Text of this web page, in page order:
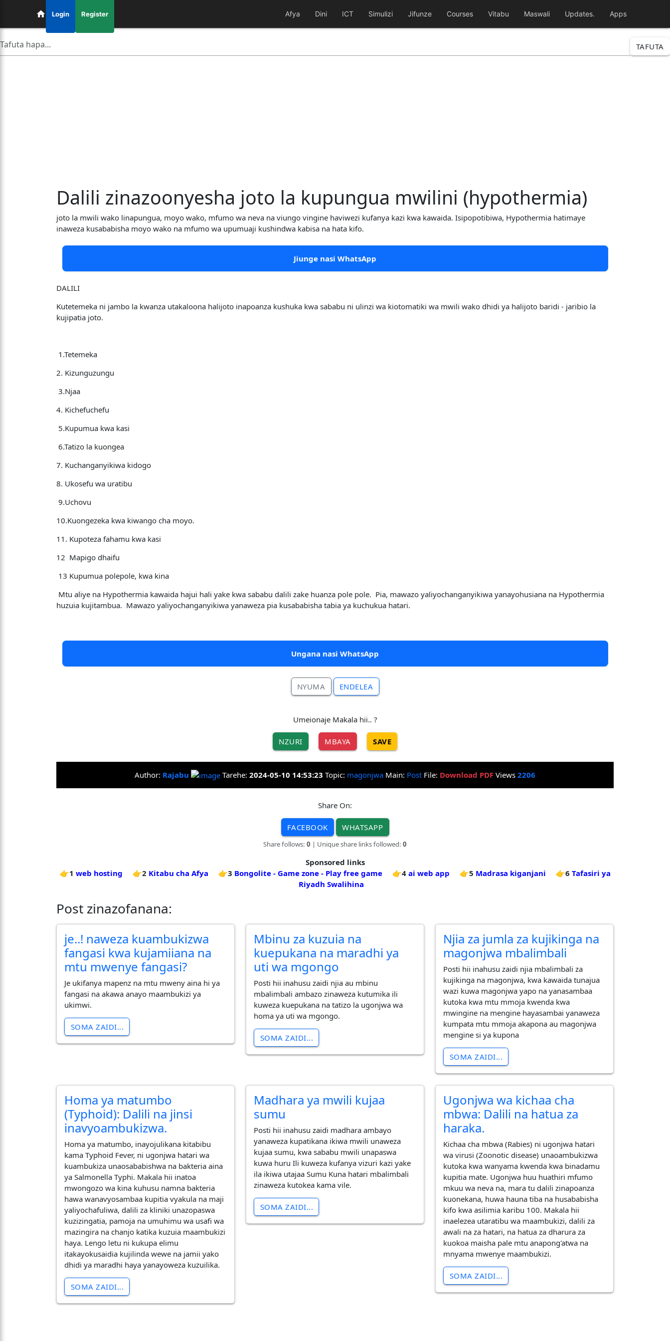
Login Register Afya Dini ICT Simulizi Jifunze Courses Vitabu Maswali Updates. Apps
TAFUTA
Dalili zinazoonyesha joto la kupungua mwilini (hypothermia)
joto la mwili wako linapungua, moyo wako, mfumo wa neva na viungo vingine haviwezi kufanya kazi kwa kawaida. Isipopotibiwa, Hypothermia hatimaye
inaweza kusababisha moyo wako na mfumo wa upumuaji kushindwa kabisa na hata kifo.
Jiunge nasi WhatsApp
DALILI
Kutetemeka ni jambo la kwanza utakaloona halijoto inapoanza kushuka kwa sababu ni ulinzi wa kiotomatiki wa mwili wako dhidi ya halijoto baridi - jaribio la
kujipatia joto.
1.Tetemeka
2. Kizunguzungu
3.Njaa
4. Kichefuchefu
5.Kupumua kwa kasi
6.Tatizo la kuongea
7. Kuchanganyikiwa kidogo
8. Ukosefu wa uratibu
9.Uchovu
10.Kuongezeka kwa kiwango cha moyo.
11. Kupoteza fahamu kwa kasi
12 Mapigo dhaifu
13 Kupumua polepole, kwa kina
Mtu aliye na Hypothermia kawaida hajui hali yake kwa sababu dalili zake huanza pole pole. Pia, mawazo yaliyochanganyikiwa yanayohusiana na Hypothermia
huzuia kujitambua. Mawazo yaliyochanganyikiwa yanaweza pia kusababisha tabia ya kuchukua hatari.
Ungana nasi WhatsApp
NYUMA ENDELEA
Umeionaje Makala hii.. ?
NZURI MBAYA SAVE
Author: Rajabu Tarehe: 2024-05-10 14:53:23 Topic: magonjwa Main: Post File: Download PDF Views 2206
Share On:
FACEBOOK WHATSAPP
Share follows: 0 | Unique share links followed: 0
Sponsored links
👉1 web hosting 👉2 Kitabu cha Afya 👉3 Bongolite - Game zone - Play free game 👉4 ai web app 👉5 Madrasa kiganjani 👉6 Tafasiri ya
Riyadh Swalihina
Post zinazofanana:
je..! naweza kuambukizwa
fangasi kwa kujamiiana na
mtu mwenye fangasi?
Je ukifanya mapenz na mtu mweny aina hi ya
fangasi na akawa anayo maambukizi ya
ukimwi.
SOMA ZAIDI...
Mbinu za kuzuia na
kuepukana na maradhi ya
uti wa mgongo
Posti hii inahusu zaidi njia au mbinu
mbalimbali ambazo zinaweza kutumika ili
kuweza kuepukana na tatizo la ugonjwa wa
homa ya uti wa mgongo.
SOMA ZAIDI...
Njia za jumla za kujikinga na
magonjwa mbalimbali
Posti hii inahusu zaidi njia mbalimbali za
kujikinga na magonjwa, kwa kawaida tunajua
wazi kuwa magonjwa yapo na yanasambaa
kutoka kwa mtu mmoja kwenda kwa
mwingine na mengine hayasambai yanaweza
kumpata mtu mmoja akapona au magonjwa
mengine si ya kupona
SOMA ZAIDI...
Homa ya matumbo
(Typhoid): Dalili na jinsi
inavyoambukizwa.
​Homa ya matumbo, inayojulikana kitabibu
kama Typhoid Fever, ni ugonjwa hatari wa
kuambukiza unaosababishwa na bakteria aina
ya Salmonella Typhi. Makala hii inatoa
mwongozo wa kina kuhusu namna bakteria
hawa wanavyosambaa kupitia vyakula na maji
yaliyochafuliwa, dalili za kliniki unazopaswa
kuzizingatia, pamoja na umuhimu wa usafi wa
mazingira na chanjo katika kuzuia maambukizi
haya. Lengo letu ni kukupa elimu
itakayokusaidia kujilinda wewe na jamii yako
dhidi ya maradhi haya yanayoweza kuzuilika.
SOMA ZAIDI...
Madhara ya mwili kujaa
sumu
Posti hii inahusu zaidi madhara ambayo
yanaweza kupatikana ikiwa mwili unaweza
kujaa sumu, kwa sababu mwili unapaswa
kuwa huru Ili kuweza kufanya vizuri kazi yake
ila ikiwa utajaa Sumu Kuna hatari mbalimbali
zinaweza kutokea kama vile.
SOMA ZAIDI...
Ugonjwa wa kichaa cha
mbwa: Dalili na hatua za
haraka.
Kichaa cha mbwa (Rabies) ni ugonjwa hatari
wa virusi (Zoonotic disease) unaoambukizwa
kutoka kwa wanyama kwenda kwa binadamu
kupitia mate. Ugonjwa huu huathiri mfumo
mkuu wa neva na, mara tu dalili zinapoanza
kuonekana, huwa hauna tiba na husababisha
kifo kwa asilimia karibu 100. Makala hii
inaelezea utaratibu wa maambukizi, dalili za
awali na za hatari, na hatua za dharura za
kuokoa maisha pale mtu anapong'atwa na
mnyama mwenye maambukizi.
SOMA ZAIDI...